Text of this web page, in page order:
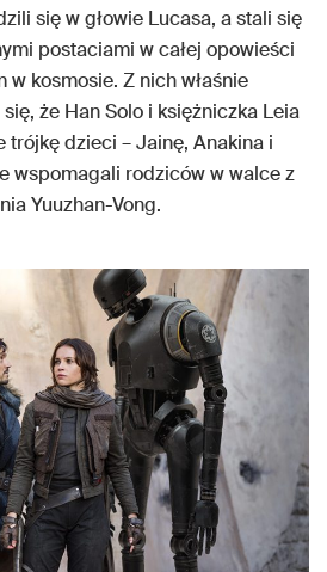
się w głowie Lucasa, a stali się
postaciami w całej opowieści
w kosmosie. Z nich właśnie
że Han Solo i księżniczka Leia
dzieci – Jainę, Anakina i
wspomagali rodziców w walce z
Yuuzhan-Vong.